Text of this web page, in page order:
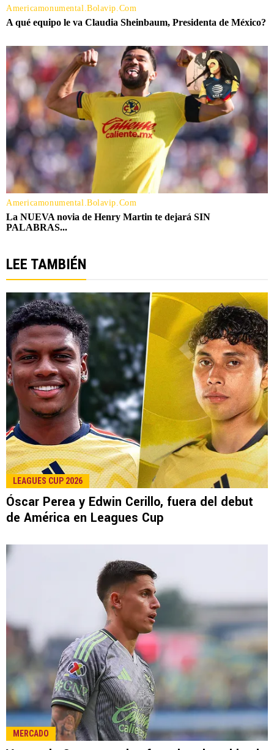
LEE TAMBIÉN
LEAGUES CUP 2026
Óscar Perea y Edwin Cerillo, fuera del debut
de América en Leagues Cup
MERCADO